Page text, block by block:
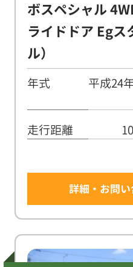
ボスペシャル
ライドドア Egス
ル）
年式
平成24
走行距離
詳細・お問